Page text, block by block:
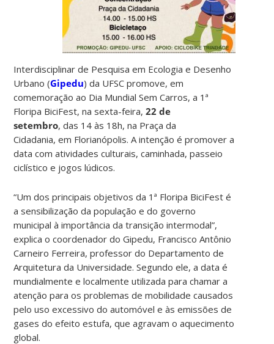
Interdisciplinar de Pesquisa em Ecologia e Desenho
Urbano (Gipedu) da UFSC promove, em
comemoração ao Dia Mundial Sem Carros, a 1ª
Floripa BiciFest, na sexta-feira,22 de
setembro,das 14 às 18h, na Praça da
Cidadania, em Florianópolis. A intenção é promover a
data comatividades culturais, caminhada, passeio
ciclístico e jogos lúdicos.
“Um dos principais objetivos da 1ª Floripa BiciFest é
a sensibilização da população e do governo
municipal à importância da transição intermodal”,
explica o coordenador do Gipedu, Francisco Antônio
Carneiro Ferreira, professor do Departamento de
Arquitetura da Universidade. Segundo ele, a data é
mundialmente e localmente utilizada parachamar a
atenção para os problemas de mobilidade causados
pelo uso excessivo do automóvel e às emissões de
gases do efeito estufa, que agravam o aquecimento
global.